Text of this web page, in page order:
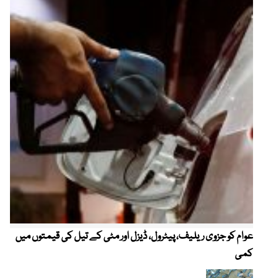
عوام کو جزوی ریلیف، پیٹرول، ڈیزل اور مٹی کے تیل کی قیمتوں میں
کمی